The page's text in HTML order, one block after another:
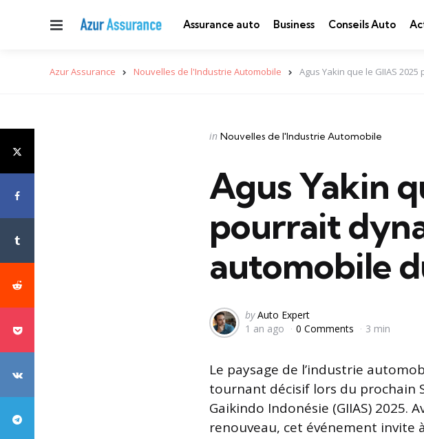
Menu Assurance auto Business Conseils Auto
Azur Assurance Nouvelles de l'Industrie Automobile Agus Yakin que le GIIAS
Categories
Posted
in Nouvelles de l'Industrie Automobile
Agus Yakin
pourrait
automobile
Posted
by
by Auto Expert
1 an ago
0 Comments 3 min
Le paysage de l’industrie
tournant décisif lors du prochain
Gaikindo Indonésie (GIIAS) 2025.
renouveau, cet événement invite